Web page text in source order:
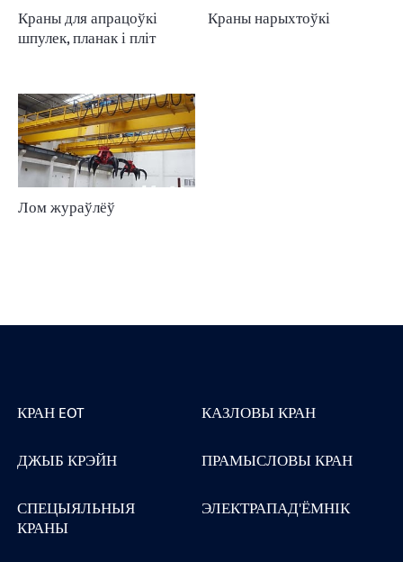
Краны для апрацоўкі
шпулек, планак і пліт
Краны нарыхтоўкі
Лом жураўлёў
КРАН EOT
КАЗЛОВЫ КРАН
ДЖЫБ КРЭЙН
ПРАМЫСЛОВЫ КРАН
СПЕЦЫЯЛЬНЫЯ
КРАНЫ
ЭЛЕКТРАПАД'ЁМНІК